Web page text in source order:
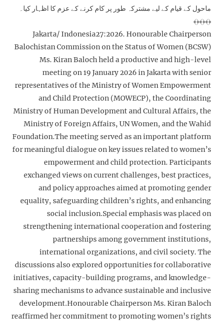
ماحول کے قیام کے لیے مشترکہ طور پر کام کرنے کے عزم کا اظہار کیا۔
﴾﴿﴾﴿﴾﴿
Jakarta/ Indonesia27:2026. Honourable Chairperson
Balochistan Commission on the Status of Women (BCSW)
Ms. Kiran Baloch held a productive and high-level
meeting on 19 January 2026 in Jakarta with senior
representatives of the Ministry of Women Empowerment
and Child Protection (MOWECP), the Coordinating
Ministry of Human Development and Cultural Affairs, the
Ministry of Foreign Affairs, UN Women, and the Wahid
Foundation.The meeting served as an important platform
for meaningful dialogue on key issues related to women’s
empowerment and child protection. Participants
exchanged views on current challenges, best practices,
and policy approaches aimed at promoting gender
equality, safeguarding children’s rights, and enhancing
social inclusion.Special emphasis was placed on
strengthening international cooperation and fostering
partnerships among government institutions,
international organizations, and civil society. The
discussions also explored opportunities for collaborative
initiatives, capacity-building programs, and knowledge-
sharing mechanisms to advance sustainable and inclusive
development.Honourable Chairperson Ms. Kiran Baloch
reaffirmed her commitment to promoting women’s rights